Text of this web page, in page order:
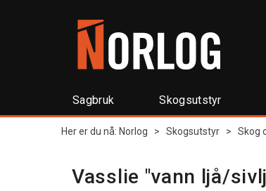
Sagbruk Skogsutstyr
Her er du nå: Norlog > Skogsutstyr > Skog
Vasslie "vann ljå/